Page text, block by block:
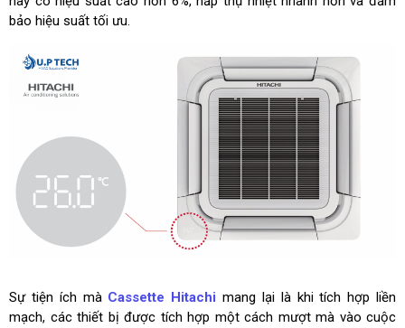
bảo hiệu suất tối ưu.
Sự tiện ích mà Cassette Hitachi mang lại là khi tích hợp liền
mạch, các thiết bị được tích hợp một cách mượt mà vào cuộc